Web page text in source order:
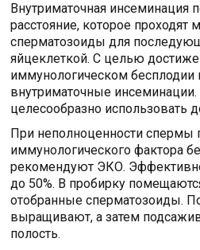
Внутриматочная инсеминация
расстояние, которое
сперматозоиды для
яйцеклеткой. С целью
иммунологическом
внутриматочные
целесообразно использовать
При неполноценности спермы
иммунологического фактора
рекомендуют ЭКО.
до 50%. В пробирку
отобранные сперматозоиды.
выращивают, а затем
полость.